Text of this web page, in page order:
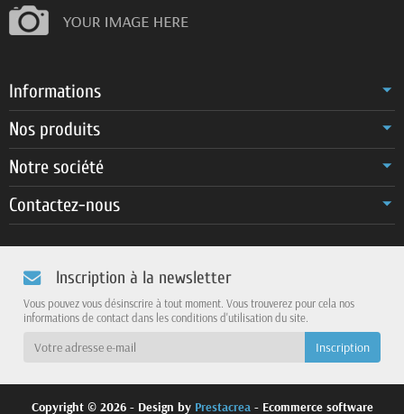
Informations
Nos produits
Notre société
Contactez-nous
Inscription à la newsletter
Vous pouvez vous désinscrire à tout moment. Vous trouverez pour cela nos
informations de contact dans les conditions d'utilisation du site.
Copyright © 2026 - Design by Prestacrea- Ecommerce software